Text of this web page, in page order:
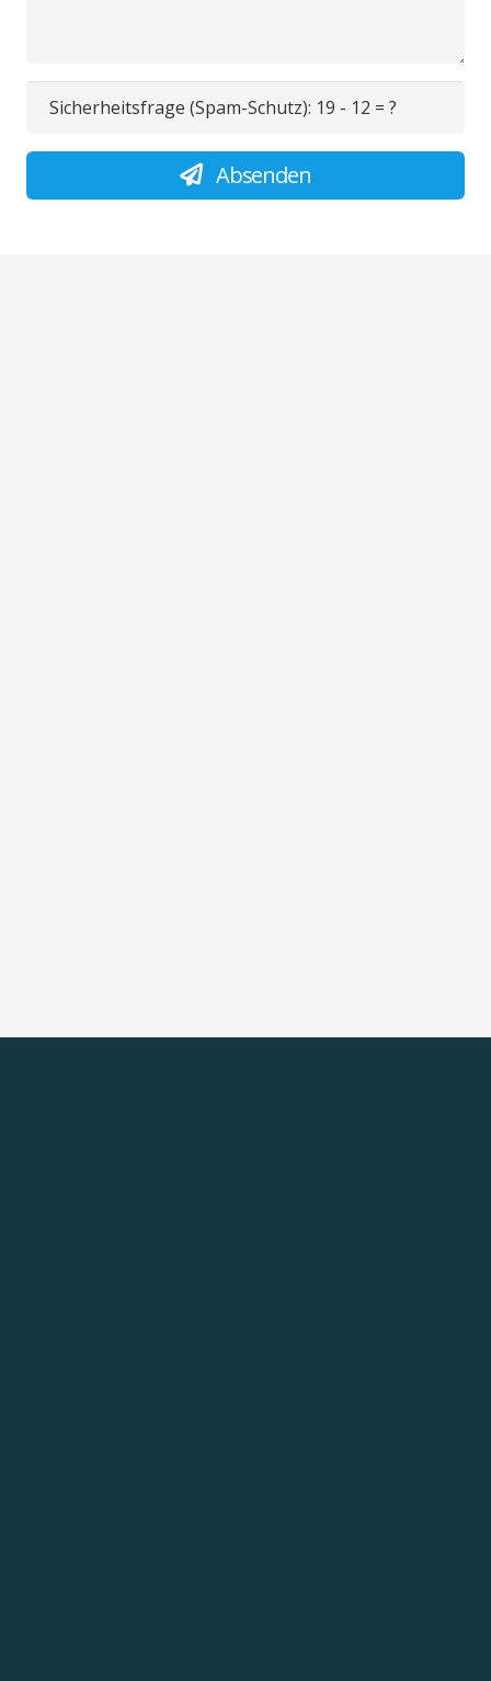
Sicherheitsfrage (Spam-Schutz): 19 - 12 = ?
Absenden